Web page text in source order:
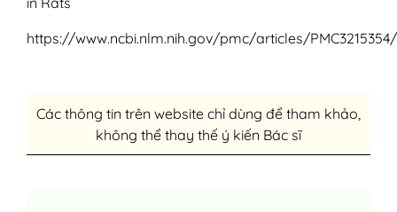
https://www.ncbi.nlm.nih.gov/pmc/articles/PMC3215354/
Các thông tin trên website chỉ dùng để tham khảo,
không thể thay thế ý kiến Bác sĩ